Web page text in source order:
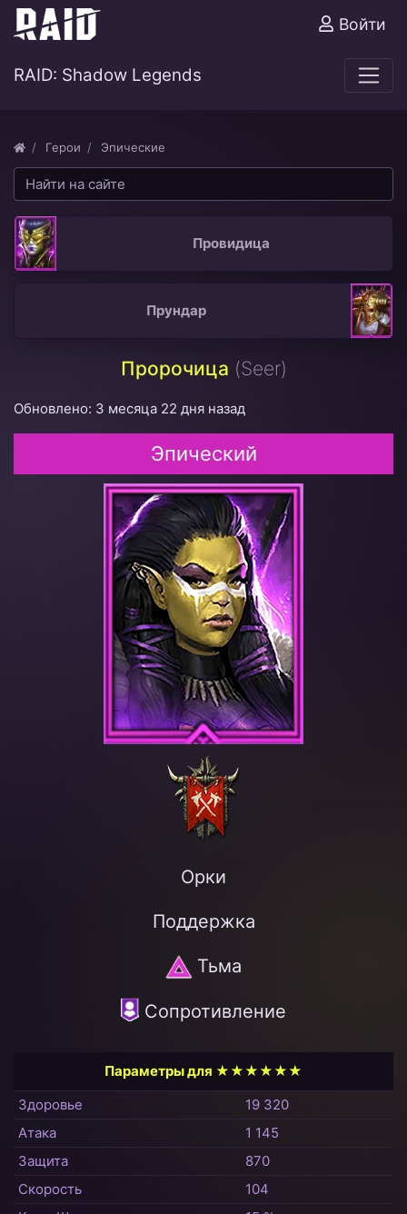
Войти
RAID: Shadow Legends
Герои Эпические
Провидица
Прундар
Пророчица (Seer)
Обновлено: 3 месяца 22 дня назад
Эпический
Орки
Поддержка
Тьма
Сопротивление
Параметры для ★★★★★★
Здоровье
19 320
Атака
1 145
Защита
870
Скорость
104